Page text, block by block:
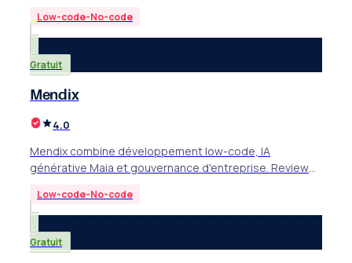
automatisation.
Low-code-No-code
Gratuit
Mendix
4.0
Mendix combine développement low-code, IA
générative Maia et gouvernance d'entreprise. Review
Low-code-No-code
Gratuit